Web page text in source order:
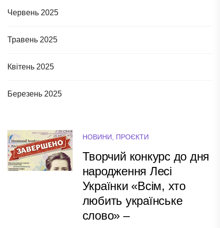
Червень 2025
Травень 2025
Квітень 2025
Березень 2025
НОВИНИ ПРОЄКТИ
Творчий конкурс до дня
народження Лесі
Українки «Всім, хто
любить українське
слово» –